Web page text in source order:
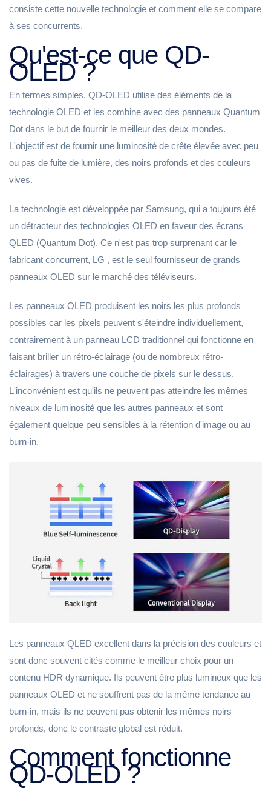
consiste cette nouvelle technologie et comment elle se compare
à ses concurrents.
Qu'est-ce que QD-
OLED ?
En termes simples, QD-OLED utilise des éléments de la
technologie OLED et les combine avec des panneaux Quantum
Dot dans le but de fournir le meilleur des deux mondes.
L'objectif est de fournir une luminosité de crête élevée avec peu
ou pas de fuite de lumière, des noirs profonds et des couleurs
vives.
La technologie est développée par Samsung, qui a toujours été
un détracteur des technologies OLED en faveur des écrans
QLED (Quantum Dot). Ce n'est pas trop surprenant car le
fabricant concurrent, LG , est le seul fournisseur de grands
panneaux OLED sur le marché des téléviseurs.
Les panneaux OLED produisent les noirs les plus profonds
possibles car les pixels peuvent s'éteindre individuellement,
contrairement à un panneau LCD traditionnel qui fonctionne en
faisant briller un rétro-éclairage (ou de nombreux rétro-
éclairages) à travers une couche de pixels sur le dessus.
L'inconvénient est qu'ils ne peuvent pas atteindre les mêmes
niveaux de luminosité que les autres panneaux et sont
également quelque peu sensibles à la rétention d'image ou au
burn-in.
Les panneaux QLED excellent dans la précision des couleurs et
sont donc souvent cités comme le meilleur choix pour un
contenu HDR dynamique. Ils peuvent être plus lumineux que les
panneaux OLED et ne souffrent pas de la même tendance au
burn-in, mais ils ne peuvent pas obtenir les mêmes noirs
profonds, donc le contraste global est réduit.
Comment fonctionne
QD-OLED ?